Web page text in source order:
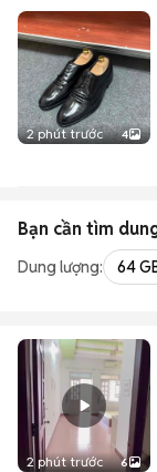
2 phút trước 4
Bạn cần tìm
Dung lượng: 64
2 phút trước 6